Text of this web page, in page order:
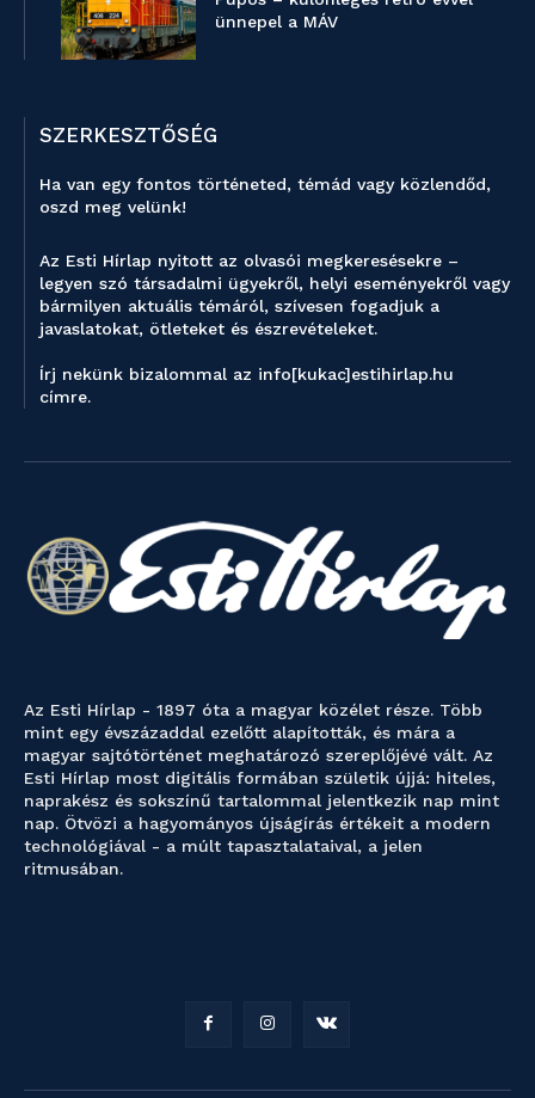
ünnepel a MÁV
SZERKESZTŐSÉG
Ha van egy fontos történeted, témád vagy közlendőd,
oszd meg velünk!
Az Esti Hírlap nyitott az olvasói megkeresésekre –
legyen szó társadalmi ügyekről, helyi eseményekről vagy
bármilyen aktuális témáról, szívesen fogadjuk a
javaslatokat, ötleteket és észrevételeket.
Írj nekünk bizalommal az info[kukac]estihirlap.hu
címre.
Az Esti Hírlap - 1897 óta a magyar közélet része. Több
mint egy évszázaddal ezelőtt alapították, és mára a
magyar sajtótörténet meghatározó szereplőjévé vált. Az
Esti Hírlap most digitális formában születik újjá: hiteles,
naprakész és sokszínű tartalommal jelentkezik nap mint
nap. Ötvözi a hagyományos újságírás értékeit a modern
technológiával - a múlt tapasztalataival, a jelen
ritmusában.